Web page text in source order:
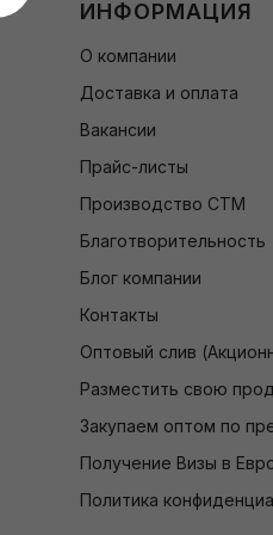
ИНФОРМАЦИЯ
О компании
Доставка и оплата
Вакансии
Прайс-листы
Производство СТМ
Благотворительность
Блог компании
Контакты
Оптовый слив
Разместить свою
Закупаем оптом по
Получение Визы в
Политика